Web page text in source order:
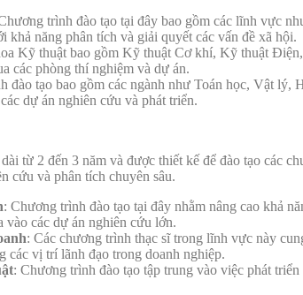
trình đào tạo tại đây bao gồm các lĩnh vực
năng phân tích và giải quyết các vấn đề xã hội.
Kỹ thuật bao gồm Kỹ thuật Cơ khí, Kỹ thuật
các phòng thí nghiệm và dự án.
đào tạo bao gồm các ngành như Toán học, Vật lý,
dự án nghiên cứu và phát triển.
từ 2 đến 3 năm và được thiết kế để đào tạo các
cứu và phân tích chuyên sâu.
: Chương trình đào tạo tại đây nhằm nâng cao khả
vào các dự án nghiên cứu lớn.
: Các chương trình thạc sĩ trong lĩnh vực này
các vị trí lãnh đạo trong doanh nghiệp.
: Chương trình đào tạo tập trung vào việc phát